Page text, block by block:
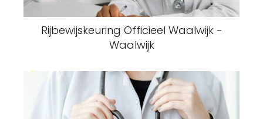
Rijbewijskeuring Officieel Waalwijk -
Waalwijk